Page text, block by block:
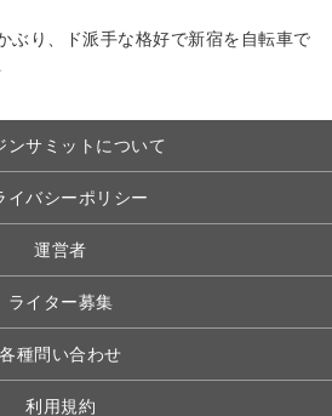
ぶり、ド派手な格好で新宿を自転車で
ンサミットについて
イバシーポリシー
運営者
ライター募集
各種問い合わせ
利用規約